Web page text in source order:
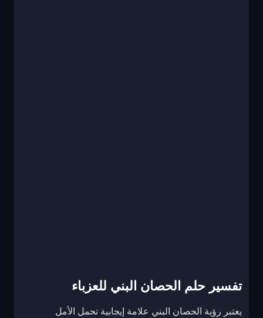
تفسير حلم الحصان البني للعزباء
يعتبر رؤية الحصان البني علامة إيجابية تحمل الأمل